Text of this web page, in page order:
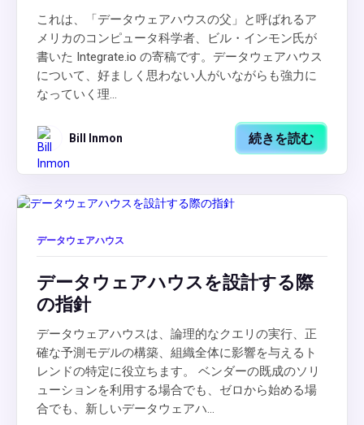
これは、「データウェアハウスの父」と呼ばれるア
メリカのコンピュータ科学者、ビル・インモン氏が
書いた Integrate.io の寄稿です。データウェアハウス
について、好ましく思わない人がいながらも強力に
なっていく理...
Bill Inmon 続きを読む
データウェアハウス
データウェアハウスを設計する際
の指針
データウェアハウスは、論理的なクエリの実行、正
確な予測モデルの構築、組織全体に影響を与えるト
レンドの特定に役立ちます。 ベンダーの既成のソリ
ューションを利用する場合でも、ゼロから始める場
合でも、新しいデータウェアハ...